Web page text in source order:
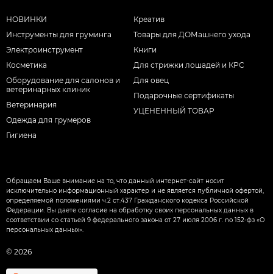
НОВИНКИ
Инструменты для груминга
Электроинструмент
Косметика
Оборудование для салонов и
ветеринарных клиник
Ветеринария
Одежда для грумеров
Гигиена
Креатив
Товары для ДОМашнего ухода
Книги
Для стрижки лошадей и КРС
Для овец
Подарочные сертификаты
УЦЕНЕННЫЙ ТОВАР
Обращаем Ваше внимание на то, что данный интернет-сайт носит
исключительно информационный характер и не является публичной офертой,
определяемой положениями ч.2 ст.437 Гражданского кодекса Российской
Федерации. Вы даете согласие на обработку своих персональных данных в
соответствии со статьей 9 федерального закона от 27 июля 2006 г. nо 152-фз «О
персональных данных».
© 2026